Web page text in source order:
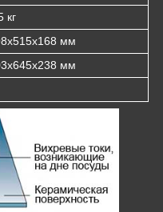
кг
мм
мм